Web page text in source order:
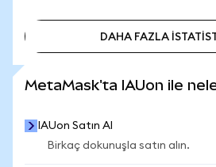
DAHA FAZLA
MetaMask'ta IAUon ile
IAUon Satın Al
Birkaç dokunuşla satın alın.